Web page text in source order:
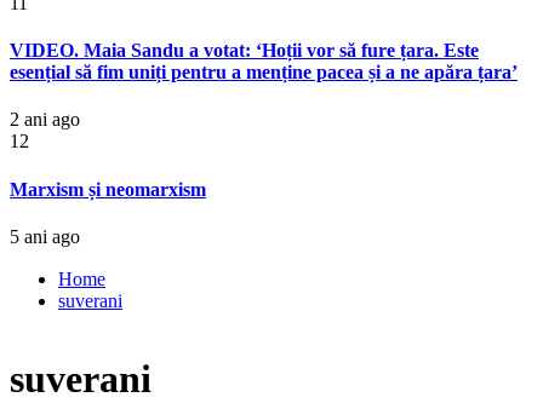
VIDEO. Maia Sandu a votat: ‘Hoții vor să fure țara. Este
esențial să fim uniți pentru a menține pacea și a ne apăra țara’
2 ani ago
12
Marxism și neomarxism
5 ani ago
Home
suverani
suverani